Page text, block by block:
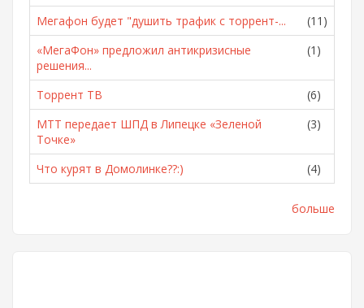
Мегафон будет "душить трафик с торрент-...
(11)
«МегаФон» предложил антикризисные
решения...
(1)
Торрент ТВ
(6)
МТТ передает ШПД в Липецке «Зеленой
Точке»
(3)
Что курят в Домолинке??:) (4)
больше